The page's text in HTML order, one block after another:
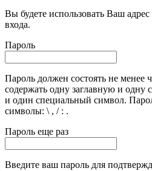
Вы будете использовать Ваш
входа.
Пароль
Пароль должен состоять не менее
содержать одну заглавную и одну
и один специальный символ.
символы: \ , / : .
Пароль еще раз
Введите ваш пароль для